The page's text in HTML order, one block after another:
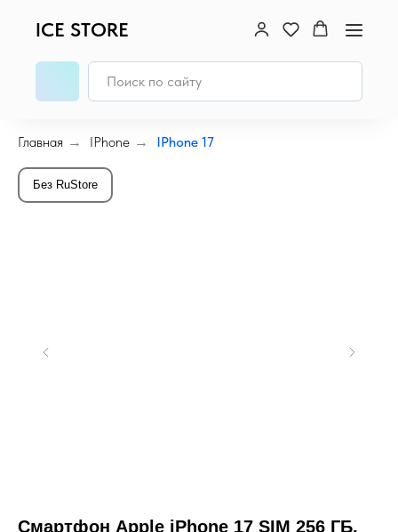
ICE STORE
Главная → IPhone → IPhone 17
Без RuStore
Смартфон Apple iPhone 17 SIM 256 ГБ,